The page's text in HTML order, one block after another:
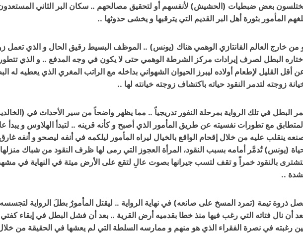
بعض ضبطيات (الحشيش) لأنفسهم أو لتحقيق مصالحهم .. سكان البر الثاني
المأمور بثورة أهل البر القديم التي يترقبها و يخشى حدوثها ..
من خارج العالم الفانتازي الوهمي هناك (يونس) .. الموظف البسيط رقيق الحال و الذي تعمل
البطل لصرف إيرادات مركز الشرطة الوهمي حتى لا يكون في وجه المدفع .. و الذي
أقل القليل لإطعام أولاده ليبرز الحيوان الشهواني بداخله مع الراتب المغري الذي يعطيه له
زوجته لتدمر النقود حياته باكتشاف زوجته خيانته لها ..
البطل في تلك الرواية بمرحلة النفور تدريجياً .. مما يظهر واضحاً من سير الأحداث في
مع تطورات نفسيته عن طريق المأمور الذي أصبح و كأنه قرينه .. لتبدأ الهلاوس و يبدأ
ينقلب عليه من خلال إقحام الواقع بالخيال ليراه المأمور ليلكمه في أنفه ليصحو و أنفه
(يونس) تُدمَّر أمامه بسبب النقود، المرأة العجوز التي رمى لها ظرف النقود من شباك منزلها
بالنقود خمراً و تقف لتسب جيرانها بصوت عالِ لتقع على الأرض ميتة في النهاية في
..
ذروة تيمة (تمرد المسخ على صانعه) في نهاية الرواية .. ليقتل المأمورُ بطلَ الرواية
أن نال فتاته التي رغب فيها منذ خطا بقدميه أرض القرية .. بعد أن فشل البطل في إبقاء كفتي
رغبته في نصرة الفقراء الذي هو منهم و ممارسه السلطة التي لم يعشها في الحقيقة من